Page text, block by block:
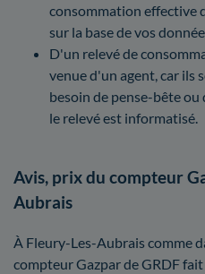
consommation effective
sur la base de vos
D'un relevé de
venue d'un agent, car ils
besoin de pense-bête
le relevé est informatisé.
Avis, prix du compteur
Aubrais
À Fleury-Les-Aubrais comme
compteur Gazpar de GRDF